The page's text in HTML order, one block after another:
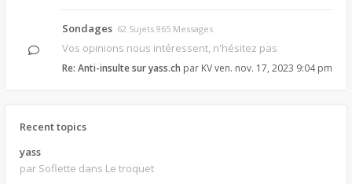
Sondages 62 Sujets 965 Messages
Vos opinions nous intéressent, n'hésitez pas
Re: Anti-insulte sur yass.ch par KVven. nov. 17, 2023 9:04 pm
Recent topics
yass
par Soflette dans Le troquet